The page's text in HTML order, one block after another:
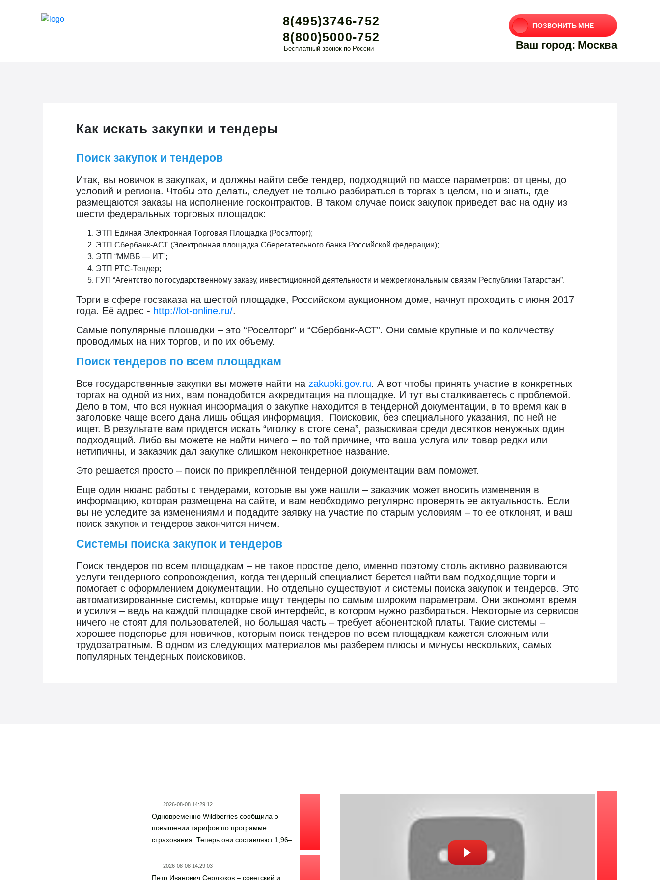
8(495)3746-752
8(800)5000-752
Бесплатный звонок по России
ПОЗВОНИТЬ МНЕ
Ваш город: Москва
Как искать закупки и тендеры
Поиск закупок и тендеров
Итак, вы новичок в закупках, и должны найти себе тендер, подходящий по массе параметров: от цены, до
условий и региона. Чтобы это делать, следует не только разбираться в торгах в целом, но и знать, где
размещаются заказы на исполнение госконтрактов. В таком случае поиск закупок приведет вас на одну из
шести федеральных торговых площадок:
ЭТП Единая Электронная Торговая Площадка (Росэлторг);
ЭТП Сбербанк-АСТ (Электронная площадка Сберегательного банка Российской федерации);
ЭТП “ММВБ — ИТ”;
ЭТП РТС-Тендер;
ГУП “Агентство по государственному заказу, инвестиционной деятельности и межрегиональным связям Республики Татарстан”.
Торги в сфере госзаказа на шестой площадке, Российском аукционном доме, начнут проходить с июня 2017
года. Её адрес - http://lot-online.ru/.
Самые популярные площадки – это “Роселторг” и “Сбербанк-АСТ”. Они самые крупные и по количеству
проводимых на них торгов, и по их объему.
Поиск тендеров по всем площадкам
Все государственные закупки вы можете найти на zakupki.gov.ru. А вот чтобы принять участие в конкретных
торгах на одной из них, вам понадобится аккредитация на площадке. И тут вы сталкиваетесь с проблемой.
Дело в том, что вся нужная информация о закупке находится в тендерной документации, в то время как в
заголовке чаще всего дана лишь общая информация. Поисковик, без специального указания, по ней не
ищет. В результате вам придется искать “иголку в стоге сена”, разыскивая среди десятков ненужных один
подходящий. Либо вы можете не найти ничего – по той причине, что ваша услуга или товар редки или
нетипичны, и заказчик дал закупке слишком неконкретное название.
Это решается просто – поиск по прикреплённой тендерной документации вам поможет.
Еще один нюанс работы с тендерами, которые вы уже нашли – заказчик может вносить изменения в
информацию, которая размещена на сайте, и вам необходимо регулярно проверять ее актуальность. Если
вы не уследите за изменениями и подадите заявку на участие по старым условиям – то ее отклонят, и ваш
поиск закупок и тендеров закончится ничем.
Системы поиска закупок и тендеров
Поиск тендеров по всем площадкам – не такое простое дело, именно поэтому столь активно развиваются
услуги тендерного сопровождения, когда тендерный специалист берется найти вам подходящие торги и
помогает с оформлением документации. Но отдельно существуют и системы поиска закупок и тендеров. Это
автоматизированные системы, которые ищут тендеры по самым широким параметрам. Они экономят время
и усилия – ведь на каждой площадке свой интерфейс, в котором нужно разбираться. Некоторые из сервисов
ничего не стоят для пользователей, но большая часть – требует абонентской платы. Такие системы –
хорошее подспорье для новичков, которым поиск тендеров по всем площадкам кажется сложным или
трудозатратным. В одном из следующих материалов мы разберем плюсы и минусы нескольких, самых
популярных тендерных поисковиков.
2026-08-08 14:29:12
Одновременно Wildberries сообщила о
повышении тарифов по программе
страхования. Теперь они составляют 1,96–
категории (против прежних 1,4–4%). Так как
условия страхования не содержат указание,
2026-08-08 14:29:03
Петр Иванович Сердюков – советский и